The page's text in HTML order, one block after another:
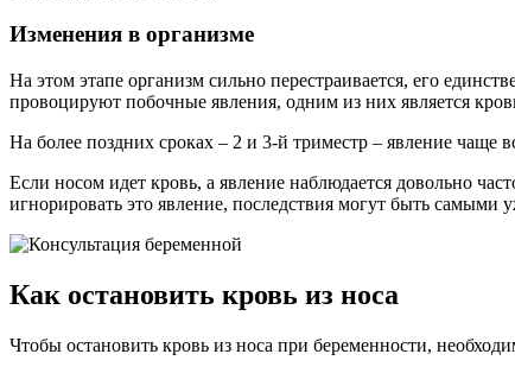
Изменения в организме
На этом этапе организм сильно перестраивается, его
провоцируют побочные явления, одним из них является
На более поздних сроках – 2 и 3-й триместр – явление чаще
Если носом идет кровь, а явление наблюдается довольно
игнорировать это явление, последствия могут быть
Как остановить кровь из носа
Чтобы остановить кровь из носа при беременности,